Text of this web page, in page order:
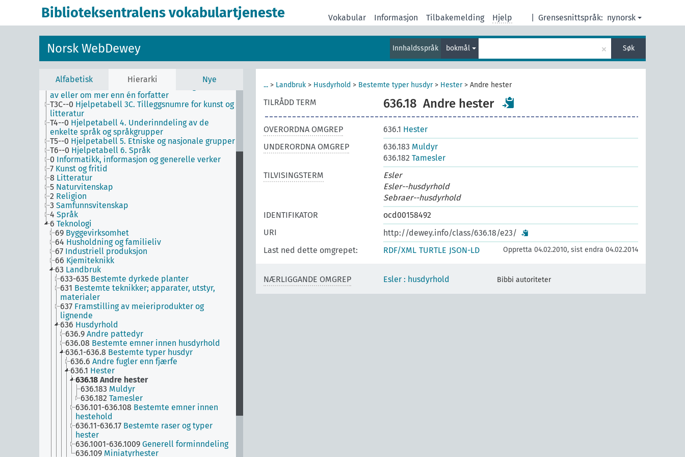
Biblioteksentralens vokabulartjeneste Grensesnittspråk: nynorsk
Vokabular Informasjon Tilbakemelding Hjelp
Norsk WebDewey Innhaldsspråk bokmål × Søk
Alfabetisk Hierarki Nye
T1--0 Hjelpetabell 1. Generell forminndeling
de enkelte språks litteraturer, av bestemte
Hjelpetabell 3A. Underinndeling av verker
av eller om de enkelte forfattere
Hjelpetabell 3B. Underinndeling av verker
av eller om mer enn én forfatter
T3C--0 Hjelpetabell 3C. Tilleggsnumre for kunst og
litteratur
T4--0 Hjelpetabell 4. Underinndeling av de
enkelte språk og språkgrupper
T5--0 Hjelpetabell 5. Etniske og nasjonale grupper
T6--0 Hjelpetabell 6. Språk
0 Informatikk, informasjon og generelle verker
7 Kunst og fritid
8 Litteratur
5 Naturvitenskap
2 Religion
3 Samfunnsvitenskap
4 Språk
6 Teknologi
69 Byggevirksomhet
64 Husholdning og familieliv
67 Industriell produksjon
66 Kjemiteknikk
63 Landbruk
633-635 Bestemte dyrkede planter
631 Bestemte teknikker; apparater, utstyr,
materialer
637 Framstilling av meieriprodukter og
lignende
636 Husdyrhold
636.9 Andre pattedyr
636.08 Bestemte emner innen husdyrhold
636.1-636.8 Bestemte typer husdyr
636.6 Andre fugler enn fjærfe
636.1 Hester
636.18 Andre hester
636.183 Muldyr
636.182 Tamesler
636.101-636.108 Bestemte emner innen
hestehold
636.11-636.17 Bestemte raser og typer
hester
636.1001-636.1009 Generell forminndeling
636.109 Miniatyrhester
... > Landbruk > Husdyrhold > Bestemte typer husdyr> Hester> Andre hester
TILRÅDD TERM 636.18 Andre hester
OVERORDNA OMGREP 636.1 Hester
UNDERORDNA OMGREP
636.183 Muldyr
636.182 Tamesler
TILVISINGSTERM
Esler
Esler--husdyrhold
Sebraer--husdyrhold
IDENTIFIKATOR
ocd00158492
URI
http://dewey.info/class/636.18/e23/
Last ned dette omgrepet:
RDF/XML TURTLE JSON-LD Oppretta 04.02.2010, sist endra 04.02.2014
NÆRLIGGANDE OMGREP Esler : husdyrhold Bibbi autoriteter